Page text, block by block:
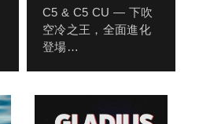
化登場
C5 & C5 CU — 下吹
空冷之王，全面進化
登場
發表新一代下吹式空
冷散熱器 “ C5 與 C5